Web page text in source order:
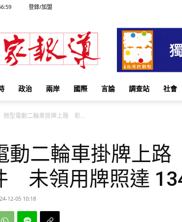
登錄/加盟
獨
家
報
政治 兩岸 國際 言論 調查站 社會
微型電動二輪車掛牌上路 彰...
動二輪車掛牌上
未領用牌照達
12-05 10:18